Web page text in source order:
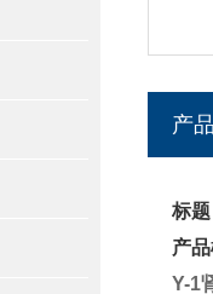
产
标
产
Y-1